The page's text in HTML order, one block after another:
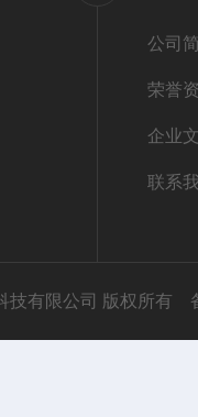
公司
荣誉
企业
联系
技有限公司 版权所有